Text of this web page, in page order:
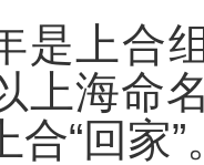
是上合
上海命
合“回家”